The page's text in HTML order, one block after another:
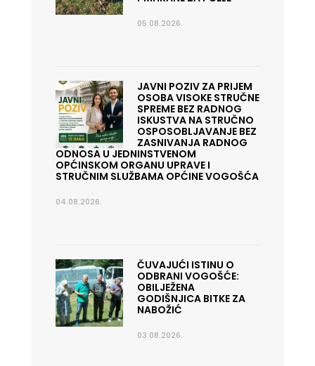
05.08.2026.
JAVNI POZIV ZA PRIJEM
OSOBA VISOKE STRUČNE
SPREME BEZ RADNOG
ISKUSTVA NA STRUČNO
OSPOSOBLJAVANJE BEZ
ZASNIVANJA RADNOG
ODNOSA U JEDNINSTVENOM
OPĆINSKOM ORGANU UPRAVE I
STRUČNIM SLUŽBAMA OPĆINE VOGOŠĆA
04.08.2026.
ČUVAJUĆI ISTINU O
ODBRANI VOGOŠĆE:
OBILJEŽENA
GODIŠNJICA BITKE ZA
NABOŽIĆ
03.08.2026.